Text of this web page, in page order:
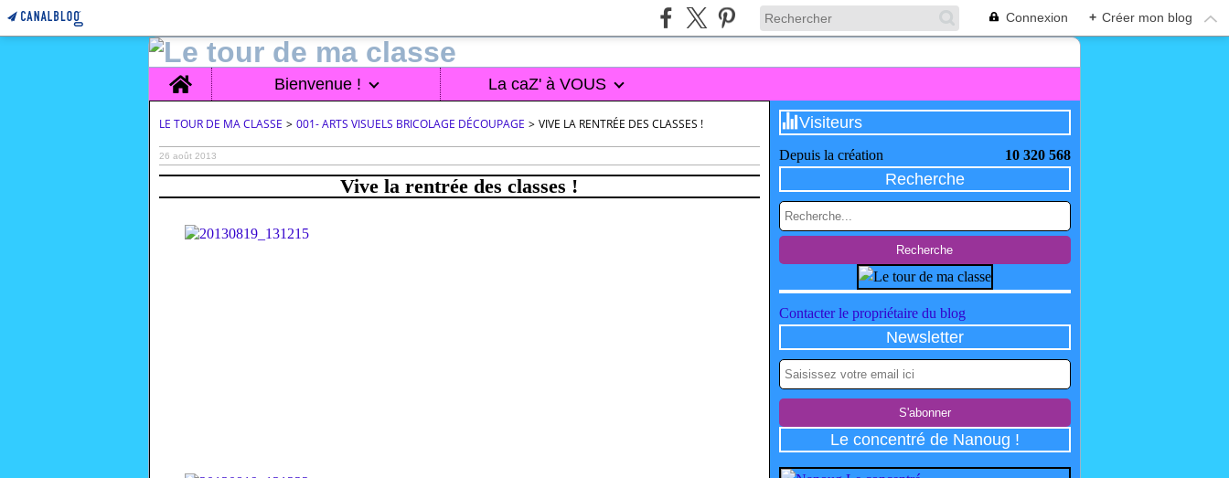
Connexion + Créer mon blog
Home Bienvenue ! La caZ' à VOUS
LE TOUR DE MA CLASSE > 001- ARTS VISUELS BRICOLAGE DÉCOUPAGE > VIVE LA RENTRÉE DES CLASSES !
26 août 2013
Vive la rentrée des classes !
Visiteurs
Depuis la création 10 320 568
Recherche
Contacter le propriétaire du blog
Newsletter
Le concentré de Nanoug !